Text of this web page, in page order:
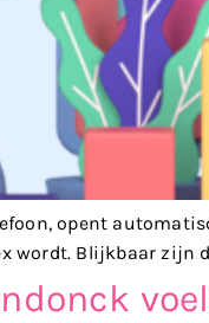
opent
wordt. Blijkbaar